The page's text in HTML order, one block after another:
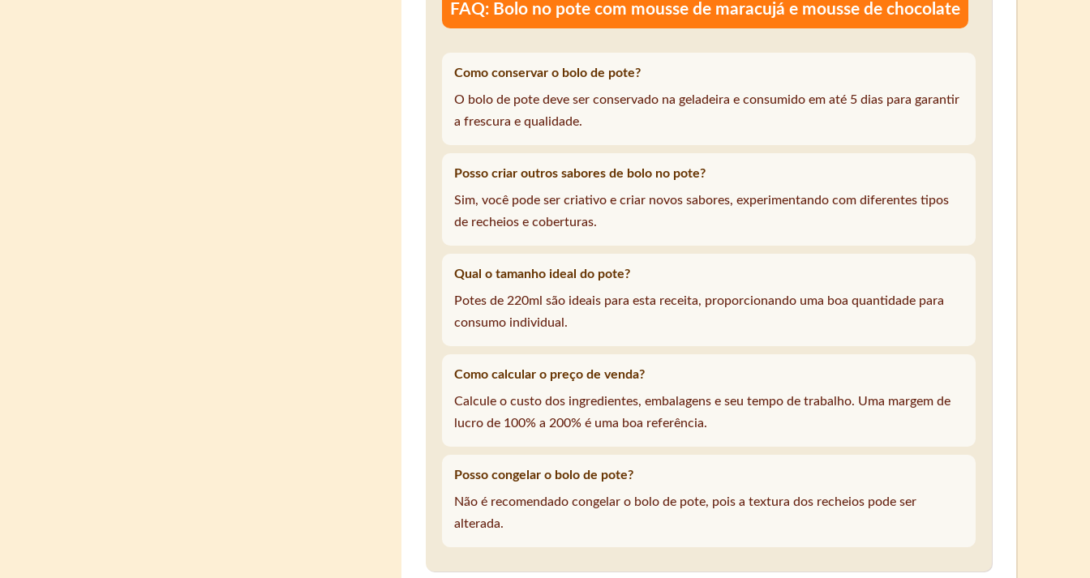
FAQ: Bolo no pote com mousse de maracujá e mousse de chocolate
Como conservar o bolo de pote?
O bolo de pote deve ser conservado na geladeira e consumido em até 5 dias para garantir
a frescura e qualidade.
Posso criar outros sabores de bolo no pote?
Sim, você pode ser criativo e criar novos sabores, experimentando com diferentes tipos
de recheios e coberturas.
Qual o tamanho ideal do pote?
Potes de 220ml são ideais para esta receita, proporcionando uma boa quantidade para
consumo individual.
Como calcular o preço de venda?
Calcule o custo dos ingredientes, embalagens e seu tempo de trabalho. Uma margem de
lucro de 100% a 200% é uma boa referência.
Posso congelar o bolo de pote?
Não é recomendado congelar o bolo de pote, pois a textura dos recheios pode ser
alterada.